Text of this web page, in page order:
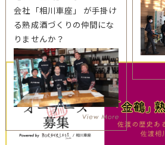
会社「相川車座」 が手掛け
る熟成酒づくりの仲間にな
りませんか？